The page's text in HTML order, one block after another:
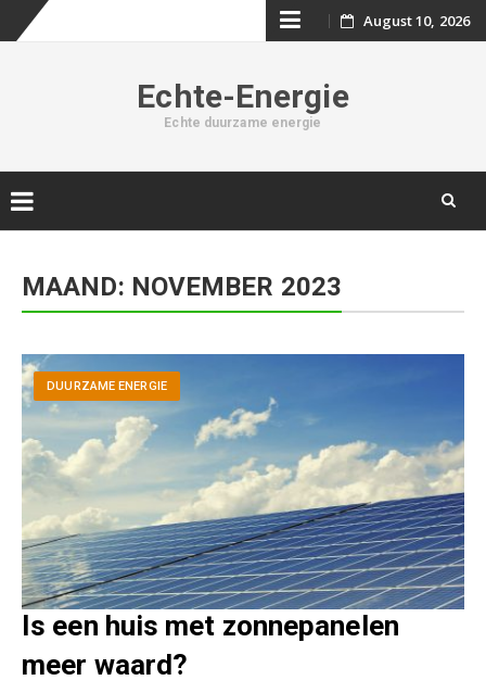
Skip
content
August 10, 2026
Echte-Energie
Echte duurzame energie
content
MAAND: NOVEMBER 2023
DUURZAME ENERGIE
Is een huis met zonnepanelen
meer waard?